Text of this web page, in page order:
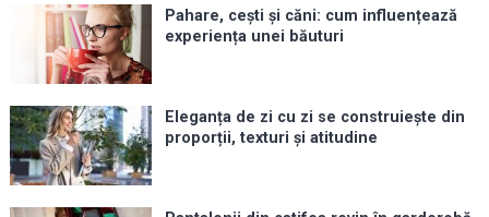
Pahare, cești și căni: cum influențează
experiența unei băuturi
Eleganța de zi cu zi se construiește din
proporții, texturi și atitudine